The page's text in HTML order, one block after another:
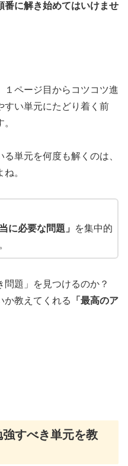
番に解き始めてはいけませ
１ページ目からコツコツ進
すい単元にたどり着く前
単元を何度も解くのは、
。
に必要な問題」
を集中的
題」を見つけるのか？
か教えてくれる
「最高のア
強すべき単元を教